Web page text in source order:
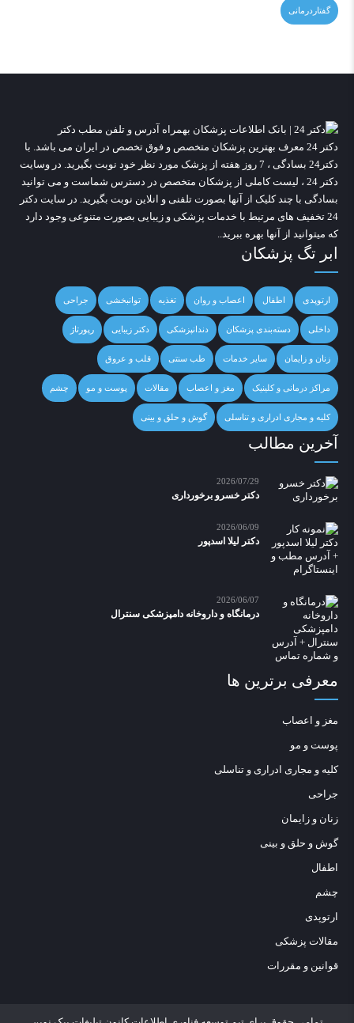
گفتاردرمانی
دکتر 24
معرف بهترین پزشکان متخصص و فوق تخصص در ایران می باشد. با
دکتر24 بسادگی ، 7 روز هفته از پزشک مورد نظر خود نوبت بگیرید. در وسایت
دکتر 24
، لیست کاملی از پزشکان متخصص در دسترس شماست و می توانید
بسادگی با چند کلیک از آنها بصورت تلفنی و انلاین نوبت بگیرید. در سایت دکتر
24 تخفیف های مرتبط با خدمات پزشکی و زیبایی بصورت متنوعی وجود دارد
که میتوانید از آنها بهره ببرید..
ابر تگ پزشکان
ارتوپدی اطفال اعصاب و روان تغذیه توانبخشی جراحی
داخلی دسته‌بندی پزشکان دندانپزشکی دکتر زیبایی رپورتاژ
زنان و زایمان سایر خدمات طب سنتی قلب و عروق
مراکز درمانی و کلینیک مغز و اعصاب مقالات پوست و مو چشم
کلیه و مجاری ادراری و تناسلی گوش و حلق و بینی
آخرین مطالب
2026/07/29
دکتر خسرو برخورداری
2026/06/09
دکتر لیلا اسدپور
2026/06/07
درمانگاه و داروخانه دامپزشکی سنترال
معرفی برترین ها
مغز و اعصاب
پوست و مو
کلیه و مجاری ادراری و تناسلی
جراحی
زنان و زایمان
گوش و حلق و بینی
اطفال
چشم
ارتوپدی
مقالات پزشکی
قوانین و مقررات